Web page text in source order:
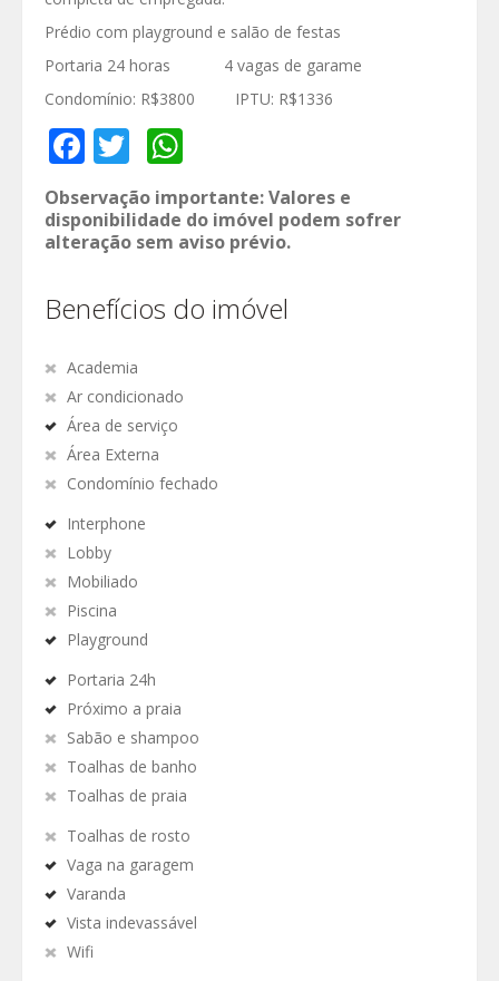
Prédio com playground e salão de festas
Portaria 24 horas 4 vagas de garame
Condomínio: R$3800 IPTU: R$1336
Facebook
Twitter
Observação importante: Valores e
disponibilidade do imóvel podem sofrer
alteração sem aviso prévio.
Benefícios do imóvel
Academia
Ar condicionado
Área de serviço
Área Externa
Condomínio fechado
Interphone
Lobby
Mobiliado
Piscina
Playground
Portaria 24h
Próximo a praia
Sabão e shampoo
Toalhas de banho
Toalhas de praia
Toalhas de rosto
Vaga na garagem
Varanda
Vista indevassável
Wifi